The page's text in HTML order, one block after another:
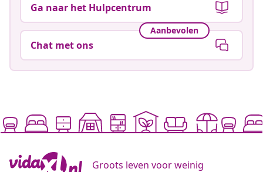
Ga naar het Hulpcentrum
Aanbevolen
Chat met ons
Groots leven voor weinig